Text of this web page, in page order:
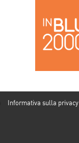
Informativa sulla privacy